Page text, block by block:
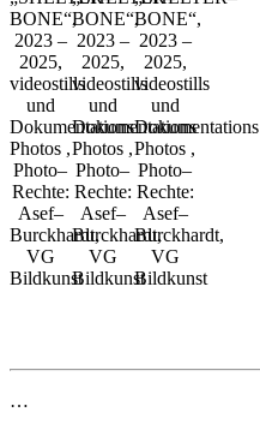
BONE“,
2023 –
2025,
videostills
und
Dokumentations
Photos ,
Photo–
Rechte:
Asef–
Burckhardt,
VG
Bildkunst
BONE“,
2023 –
2025,
videostills
und
Dokumentations
Photos ,
Photo–
Rechte:
Asef–
Burckhardt,
VG
Bildkunst
BONE“,
2023 –
2025,
videostills
und
Dokumentations
Photos ,
Photo–
Rechte:
Asef–
Burckhardt,
VG
Bildkunst
…